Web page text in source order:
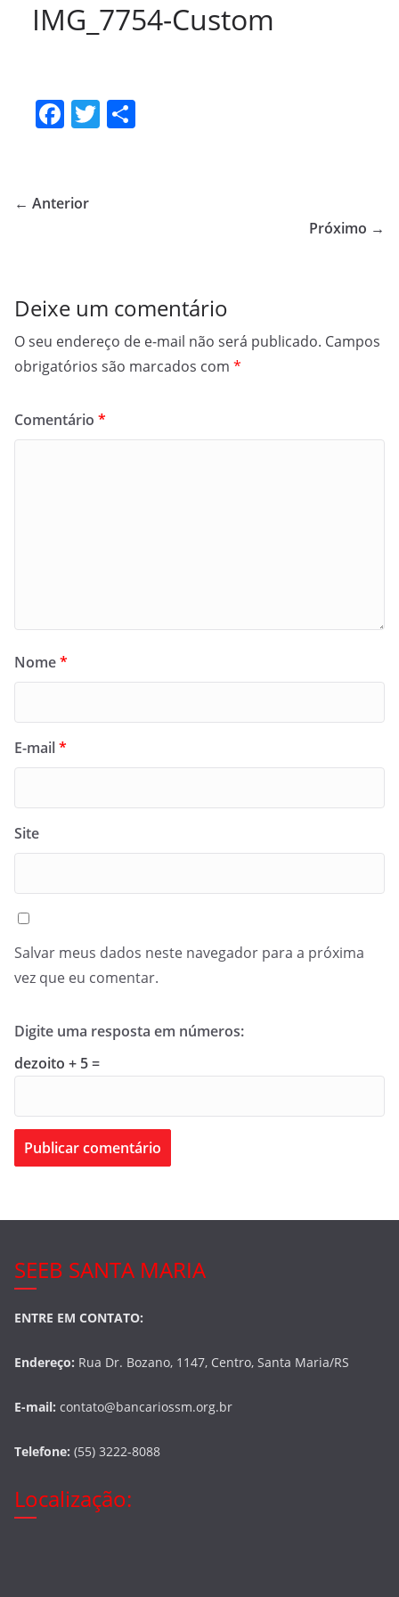
IMG_7754-Custom
F
e
k
T
← Anterior
Próximo →
Deixe um comentário
O seu endereço de e-mail não será publicado. Campos
obrigatórios são marcados com *
Comentário *
Nome*
E-mail*
Site
Salvar meus dados neste navegador para a próxima
vez que eu comentar.
Digite uma resposta em números:
dezoito + 5 =
SEEB SANTA MARIA
ENTRE EM CONTATO:
Endereço: Rua Dr. Bozano, 1147, Centro, Santa Maria/RS
E-mail: contato@bancariossm.org.br
Telefone: (55) 3222-8088
Localização: